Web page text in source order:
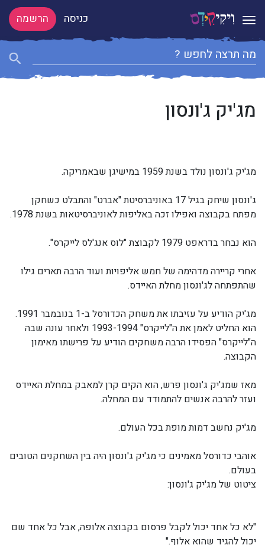
Toggle navigation כניסה הרשמה
מג'יק ג'ונסון
מג'יק ג'ונסון נולד בשנת 1959 במישיגן שבאמריקה.
ג'ונסון שיחק בגיל 17 באוניברסיטת "אברט" והתבלט כשחקן
מפתח בקבוצה ואפילו זכה באליפות לאוניברסיטאות בשנת 1978.
הוא נבחר בדראפט 1979 לקבוצת "לוס אנג'לס לייקרס".
אחרי קריירה מדהימה של חמש אליפויות ועוד הרבה תארים גילו
שהתפתחה לג'ונסון מחלת האיידס.
מג'יק הודיע על עזיבתו את משחק הכדורסל ב-1 בנובמבר 1991.
הוא החליט לאמן את ה"לייקרס" 1993-1994 ולאחר עונה שבה
ה"לייקרס" הפסידו הרבה משחקים הודיע על פרישתו מאימון
הקבוצה.
מאז שמג'יק ג'ונסון פרש, הוא הקים קרן למאבק במחלת האיידס
ועזר להרבה אנשים להתמודד עם המחלה.
מג'יק נחשב דמות מופת בכל העולם.
אוהבי כדורסל מאמינים כי מג'יק ג'ונסון היה בין השחקנים הטובים
בעולם.
ציטוט של מג'יק ג'ונסון:
"לא כל אחד יכול לקבל פרסום בקבוצה אלופה, אבל כל אחד שם
יכול להגיד שהוא אלוף."